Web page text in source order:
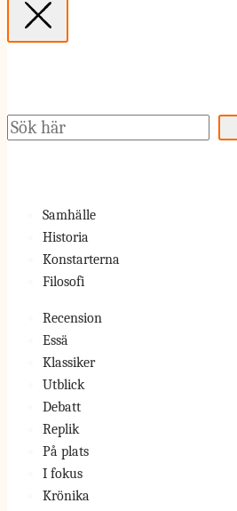
Sök
Samhälle
Historia
Konstarterna
Filosofi
Recension
Essä
Klassiker
Utblick
Debatt
Replik
På plats
I fokus
Krönika